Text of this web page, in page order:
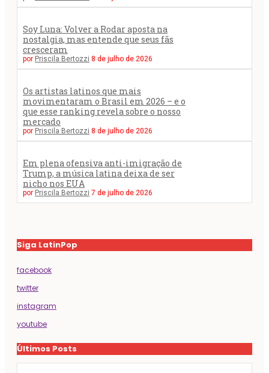
Soy Luna: Volver a Rodar aposta na
nostalgia, mas entende que seus fãs
cresceram
por Priscila Bertozzi 8 de julho de 2026
Os artistas latinos que mais
movimentaram o Brasil em 2026 – e o
que esse ranking revela sobre o nosso
mercado
por Priscila Bertozzi 8 de julho de 2026
Em plena ofensiva anti-imigração de
Trump, a música latina deixa de ser
nicho nos EUA
por Priscila Bertozzi 7 de julho de 2026
Siga LatinPop
facebook
twitter
instagram
youtube
Últimos Posts